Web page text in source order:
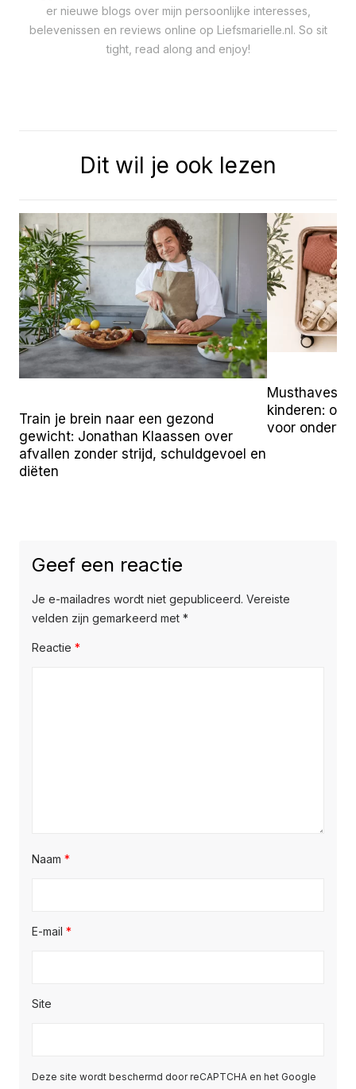
er nieuwe blogs over mijn persoonlijke interesses,
belevenissen en reviews online op Liefsmarielle.nl. So sit
tight, read along and enjoy!
Dit wil je ook lezen
Train je brein naar een gezond
gewicht: Jonathan Klaassen over
afvallen zonder strijd, schuldgevoel en
diëten
Musthaves
kinderen:
voor
Geef een reactie
Je e-mailadres wordt niet gepubliceerd. Vereiste
velden zijn gemarkeerd met *
Reactie *
Naam *
E-mail *
Site
Deze site wordt beschermd door reCAPTCHA en het Google